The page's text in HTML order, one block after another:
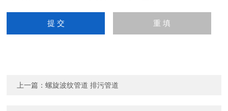
上一篇：螺旋波纹管道 排污管道